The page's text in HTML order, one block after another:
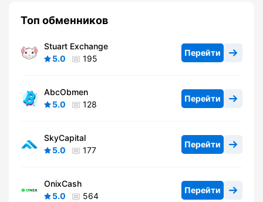
Топ обменников
Stuart Exchange
5.0
195
Перейти
AbcObmen
5.0
128
Перейти
SkyCapital
5.0
177
Перейти
OnixCash
5.0
564
Перейти